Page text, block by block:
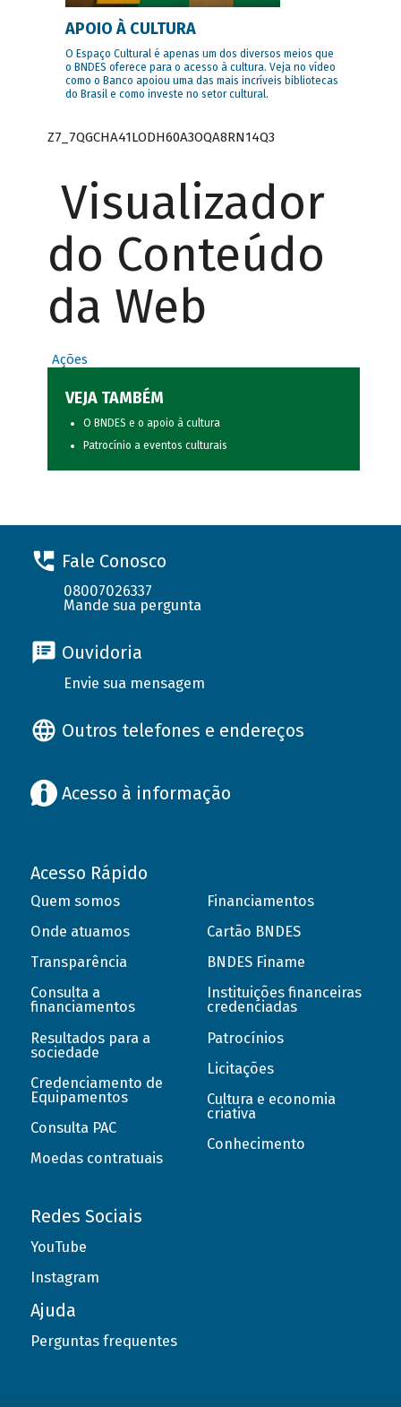
APOIO À CULTURA
O Espaço Cultural é apenas um dos diversos meios que
o BNDES oferece para o acesso à cultura. Veja no vídeo
como o Banco apoiou uma das mais incríveis bibliotecas
do Brasil e como investe no setor cultural.
Z7_7QGCHA41LODH60A3OQA8RN14Q3
Visualizador
do Conteúdo
da Web
Ações
VEJA TAMBÉM
O BNDES e o apoio à cultura
Patrocínio a eventos culturais
Fale Conosco
08007026337
Mande sua pergunta
Ouvidoria
Envie sua mensagem
Outros telefones e endereços
Acesso à informação
Acesso Rápido
Quem somos
Onde atuamos
Transparência
Consulta a
financiamentos
Resultados para a
sociedade
Credenciamento de
Equipamentos
Consulta PAC
Moedas contratuais
Financiamentos
Cartão BNDES
BNDES Finame
Instituições financeiras
credenciadas
Patrocínios
Licitações
Cultura e economia
criativa
Conhecimento
Redes Sociais
YouTube
Instagram
Ajuda
Perguntas frequentes